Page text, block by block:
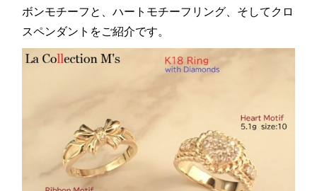
ボンモチーフと、ハートモチーフリング、そしてクロ
スペンダントをご紹介です。